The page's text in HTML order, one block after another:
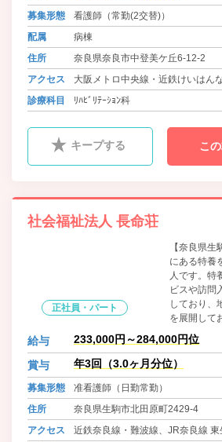
募集形態
看護師（常勤(2交替)）
配属
病棟
住所
奈良県奈良市中登美ケ丘6-12-2
アクセス
大阪メトロ中央線・近鉄けいはん
徒歩5分
診療科目 ﾘﾊﾋﾞﾘﾃｰｼｮﾝ科
キープする こ
社会福祉法人 長命荘
正社員・パート
【奈良県
にある特養
人です。特
ビスや訪問
しており、
を展開して
給与 233,000円～284,000円位
賞与 年3回（3.0ヶ月分位）
募集形態
准看護師（日勤常勤）
住所
奈良県生駒市北田原町2429-4
アクセス
近鉄奈良線・難波線、JR奈良線